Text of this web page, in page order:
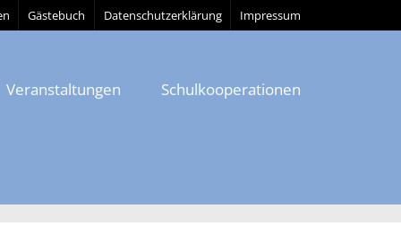
Gästebuch Datenschutzerklärung Impressum
Veranstaltungen Schulkooperationen